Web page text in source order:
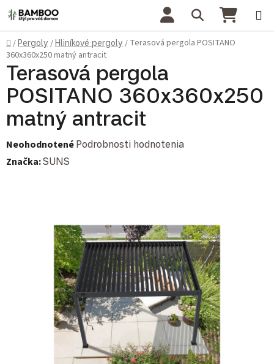
Prejsť na obsah Hľadať
Domov
/Pergoly /Hliníkové pergoly / Terasová pergola POSITANO
360x360x250 matný antracit
Terasová pergola
POSITANO 360x360x250
matný antracit
Priemerné hodnotenie produktu je 0,0 z 5 hviezdičiek.
Neohodnotené Podrobnosti hodnotenia
Značka:SUNS